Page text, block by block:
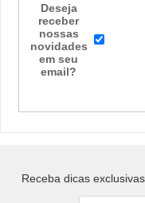
Deseja
receber
nossas
novidades
em seu
email?
Receba dicas